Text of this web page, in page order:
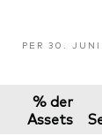
PER 30.
% der
Assets